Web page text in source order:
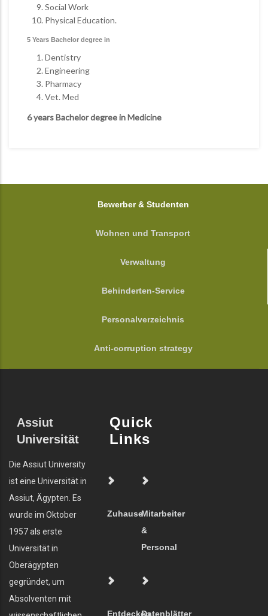
Social Work
Physical Education.
5 Years Bachelor degree in
Dentistry
Engineering
Pharmacy
Vet. Med
6 years Bachelor degree in Medicine
FOOTER
Bewerber & Studenten
Wohnen und Transport
Verwaltung
Behinderten-Service
Personalverzeichnis
Anti-corruption strategy
Assiut
Universität
Die Assiut University
ist eine Universität in
Assiut, Ägypten. Es
wurde im Oktober
1957 als erste
Universität in
Oberägypten
gegründet, um
Absolventen mit
Quick
Links
ZuhauseMitarbeiter
&
Personal
EntdeckenDatenblätter